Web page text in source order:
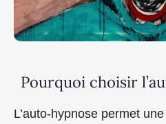
Pourquoi choisir
L’auto-hypnose permet